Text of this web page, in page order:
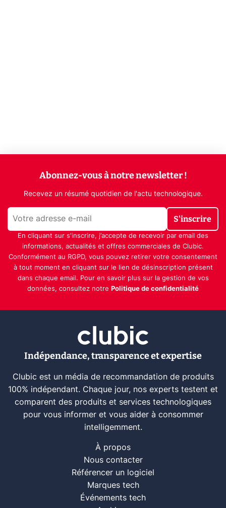
Abonnez-vous à notre newsletter !
Recevez un résumé quotidien de l'actu technologique.
S'inscrire
En cliquant sur s'inscrire, j’accepte de recevoir par email des
informations, actualités et offres commerciales de Clubic.
Conformément au RGPD, vous pouvez retirer votre consentement
à tout moment en cliquant sur le lien de désinscription présent
dans chaque email. Pour en savoir plus sur la gestion de vos
données, consultez notre Politique de confidentialité
Indépendance, transparence et expertise
Clubic est un média de recommandation de produits
100% indépendant. Chaque jour, nos experts testent et
comparent des produits et services technologiques
pour vous informer et vous aider à consommer
intelligemment.
À propos
Nous contacter
Référencer un logiciel
Marques tech
Événements tech